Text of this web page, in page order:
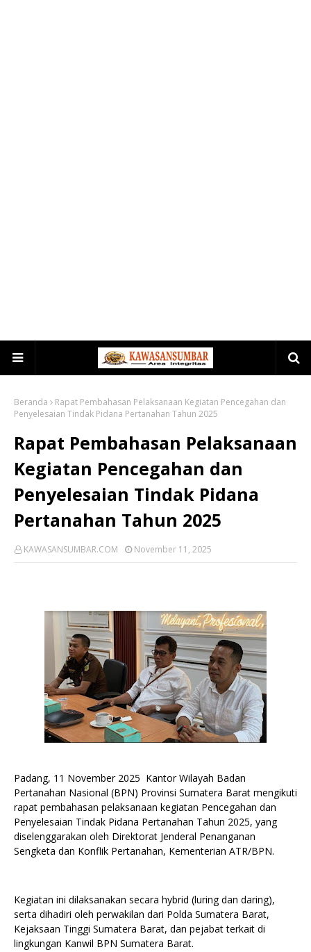
Beranda
Rapat Pembahasan Pelaksanaan Kegiatan Pencegahan dan
Penyelesaian Tindak Pidana Pertanahan Tahun 2025
Rapat Pembahasan Pelaksanaan
Kegiatan Pencegahan dan
Penyelesaian Tindak Pidana
Pertanahan Tahun 2025
KAWASANSUMBAR.COM November 11, 2025
​Padang, 11 November 2025 Kantor Wilayah Badan
Pertanahan Nasional (BPN) Provinsi Sumatera Barat mengikuti
rapat pembahasan pelaksanaan kegiatan Pencegahan dan
Penyelesaian Tindak Pidana Pertanahan Tahun 2025, yang
diselenggarakan oleh Direktorat Jenderal Penanganan
Sengketa dan Konflik Pertanahan, Kementerian ATR/BPN.
Kegiatan ini dilaksanakan secara hybrid (luring dan daring),
serta dihadiri oleh perwakilan dari Polda Sumatera Barat,
Kejaksaan Tinggi Sumatera Barat, dan pejabat terkait di
lingkungan Kanwil BPN Sumatera Barat.